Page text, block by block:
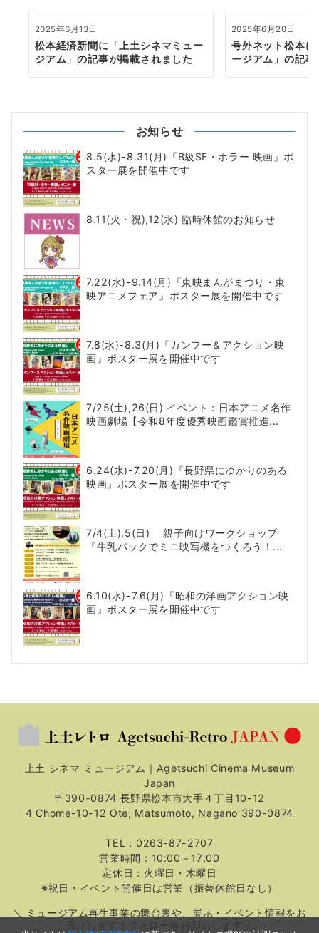
2025年6月13日
松本経済新聞に「上土シネマミュー
ジアム」の記事が掲載されました
2025年6月20日
号外ネット松本
ージアム」の記
お知らせ
8.5(水)-8.31(月)『B級SF・ホラー 映画』ポ
スター展を開催中です
8.11(火・祝),12(水) 臨時休館のお知らせ
7.22(水)-9.14(月)『東映まんがまつり・東
映アニメフェア』ポスター展を開催中です
7.8(水)-8.3(月)『カンフー＆アクション映
画』ポスター展を開催中です
7/25(土),26(日) イベント：日本アニメ名作
映画劇場【令和8年度優秀映画鑑賞推進...
6.24(水)-7.20(月)『長野県にゆかりのある
映画』ポスター展を開催中です
7/4(土),5(日) 親子向けワークショップ
『牛乳パックでミニ映写機をつくろう！...
6.10(水)-7.6(月)『昭和の洋画アクション映
画』ポスター展を開催中です
上土 シネマ ミュージアム｜Agetsuchi Cinema Museum
Japan
〒390-0874 長野県松本市大手４丁目10-12
4 Chome-10-12 Ote, Matsumoto, Nagano 390-0874
TEL：0263-87-2707
営業時間：10:00－17:00
定休日：火曜日・木曜日
※祝日・イベント開催日は営業（振替休館日なし）
＼ ミュージアム再生事業の舞台裏や、展示・イベント情報をお
届けします！フォローをお願いします／